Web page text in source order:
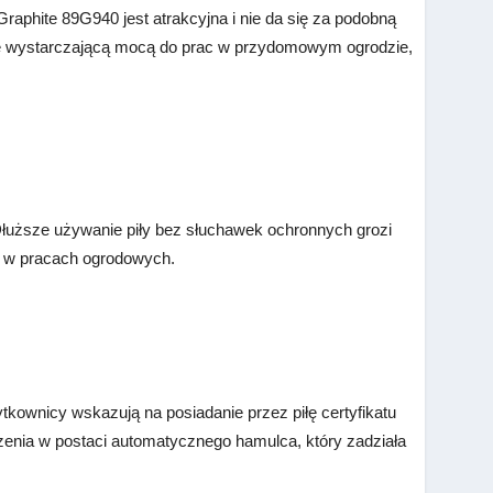
89G940 jest atrakcyjna i nie da się za podobną
mocą do prac w przydomowym ogrodzie,
używanie piły bez słuchawek ochronnych grozi
pracach ogrodowych.
wskazują na posiadanie przez piłę certyfikatu
w postaci automatycznego hamulca, który zadziała